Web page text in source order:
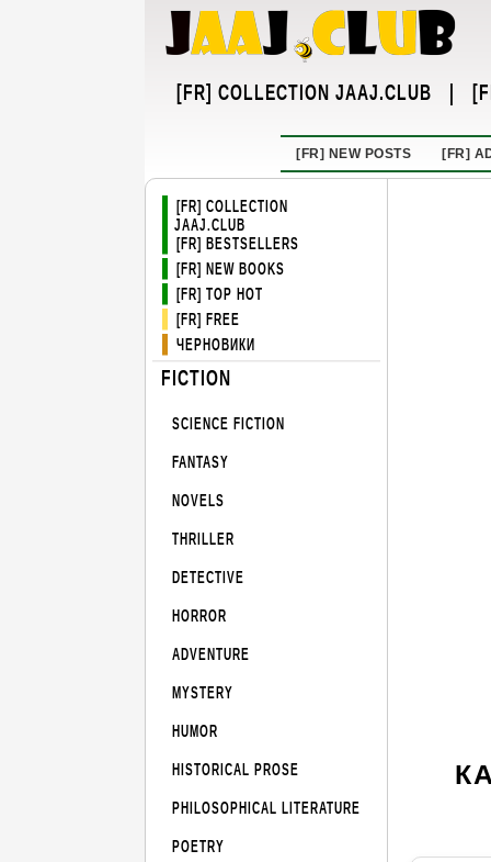
[FR] COLLECTION JAAJ.CLUB |
[FR] NEW POSTS [FR]
[FR] COLLECTION
JAAJ.CLUB
[FR] BESTSELLERS
[FR] NEW BOOKS
[FR] TOP HOT
[FR] FREE
ЧЕРНОВИКИ
FICTION
SCIENCE FICTION
FANTASY
NOVELS
THRILLER
DETECTIVE
HORROR
ADVENTURE
MYSTERY
HUMOR
HISTORICAL PROSE
PHILOSOPHICAL LITERATURE
POETRY